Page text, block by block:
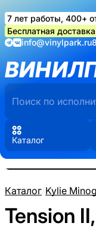
7 лет работы, 400+
Бесплатная
info@vinylpark.ru
Каталог
Каталог/Kylie
Tension
Реальные фото
Нажмите, чтобы